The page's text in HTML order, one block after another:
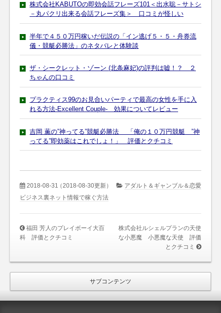
株式会社KABUTOの即効会話フレーズ101＜出水聡－サトシ
－丸パクリ出来る会話フレーズ集＞ 口コミが怪しい
半年で４５０万円稼いだ伝説の「イン逃げ５・５・舟券流
儀・競艇必勝法」のネタバレと体験談
ザ・シークレット・ゾーン (北条麻妃)の評判は嘘！？ ２
ちゃんの口コミ
プラクティス99のお見合いパーティで最高の女性を手に入
れる方法-Excellent Couple- 効果についてレビュー
吉岡 薫の”神ってる”競艇必勝法 「俺の１０万円競艇 ”神
ってる”即効薬はこれでしょ！」 評価とクチコミ
2018-08-31（2018-08-30更新）
アダルト＆ギャンブル＆恋愛
ビジネス裏ネット情報で稼ぐ方法
福田 芳人のプレイボーイ大百
科 評価とクチコミ
株式会社ルシェルプランの天使
な小悪魔 小悪魔な天使 評価
とクチコミ
サブコンテンツ